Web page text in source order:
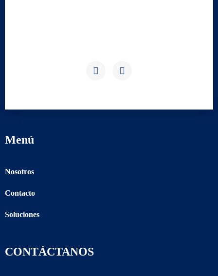
Menú
Nosotros
Contacto
Soluciones
CONTÁCTANOS